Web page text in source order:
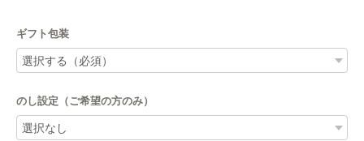
ギフト包装
のし設定（ご希望の方のみ）